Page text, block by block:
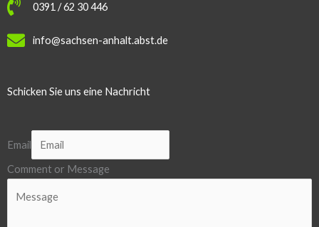
0391 / 62 30 446
info@sachsen-anhalt.abst.de
Schicken Sie uns eine Nachricht
Email
Comment or Message